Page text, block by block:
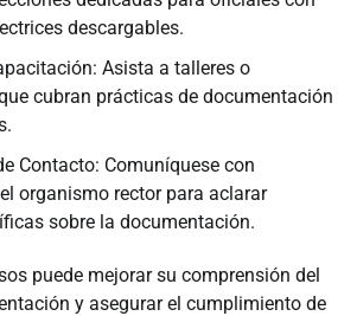
descargables.
Asista a talleres o
cubran prácticas de documentación
Contacto: Comuníquese con
organismo rector para aclarar
sobre la documentación.
puede mejorar su comprensión del
y asegurar el cumplimiento de